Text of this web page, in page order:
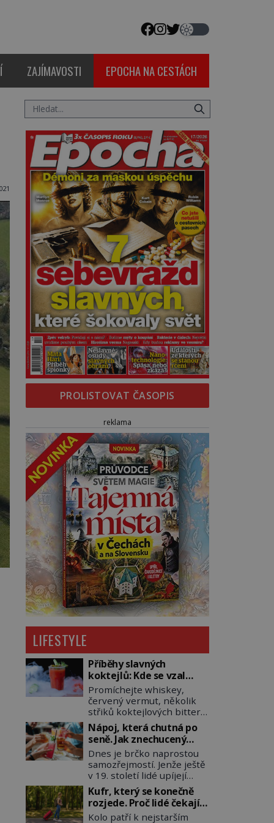
ZAJÍMAVOSTI EPOCHA NA CESTÁCH
PROLISTOVAT ČASOPIS
reklama
LIFESTYLE
Příběhy slavných
koktejlů: Kde se vzal
Manhattan a Bloody
Mary?
Promíchejte whiskey,
červený vermut, několik
střiků koktejlových bitters
a led, sceďte, ozdobte
koktejlovou třešinkou a
tadá… Manhattan je tu! A
pokud to má být skutečně
on, dejte si pozor, ať místo
klasické americké rye
whiskey či klidně
bourbonu nepoužijete
skotskou whisku. Co se
Nápoj, která chutná po
seně. Jak znechucený
Američan vymyslel brčko
Dnes je brčko naprostou
samozřejmostí. Jenže ještě
v 19. století lidé upíjejí
limonády i koktejly dutými
stébly žita nebo žitné
slámy. Fungují sice dobře,
mají ale jednu
Kufr, který se konečně
rozjede. Proč lidé čekají
na kolečka téměř pět
Kolo patří k nejstarším